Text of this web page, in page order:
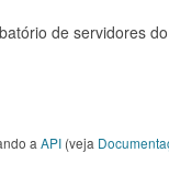
de servidores
a API (veja